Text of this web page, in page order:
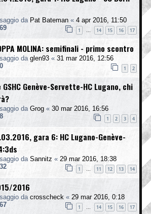
da Pat Bateman « 4 apr 2016, 11:50
1 14 15 16 17
MOLINA: semifinali - primo scontro
da glen93 « 31 mar 2016, 12:56
1 2
Genève-Servette-HC Lugano, chi
da Grog « 30 mar 2016, 16:56
1 2 3 4
gara 6: HC Lugano-Genève-
da Sannitz « 29 mar 2016, 18:38
1 … 11 12 13 14
2016
da crosscheck « 29 mar 2016, 0:18
1 … 14 15 16 17